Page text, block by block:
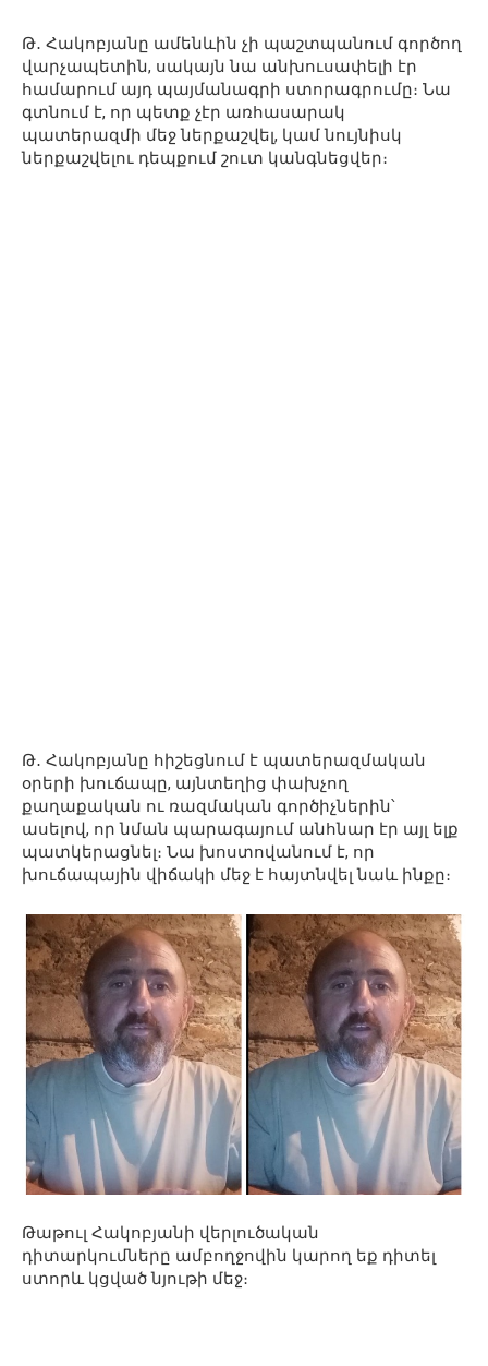
Թ․ Հակոբյանը ամենևին չի պաշտպանում գործող
վարչապետին, սակայն նա անխուսափելի էր
համարում այդ պայմանագրի ստորագրումը։ Նա
գտնում է, որ պետք չէր առհասարակ
պատերազմի մեջ ներքաշվել, կամ նույնիսկ
ներքաշվելու դեպքում շուտ կանգնեցվեր։
Թ․ Հակոբյանը հիշեցնում է պատերազմական
օրերի խուճապը, այնտեղից փախչող
քաղաքական ու ռազմական գործիչներին՝
ասելով, որ նման պարագայում անհնար էր այլ ելք
պատկերացնել։ Նա խոստովանում է, որ
խուճապային վիճակի մեջ է հայտնվել նաև ինքը։
Թաթուլ Հակոբյանի վերլուծական
դիտարկումները ամբողջովին կարող եք դիտել
ստորև կցված նյութի մեջ։